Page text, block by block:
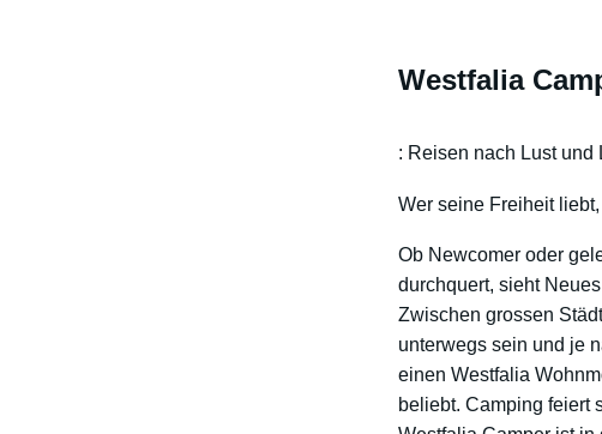
Westfalia
: Reisen nach Lust und
Wer seine Freiheit
Ob Newcomer oder
durchquert, sieht
Zwischen grossen
unterwegs sein und je
einen Westfalia
beliebt. Camping feiert